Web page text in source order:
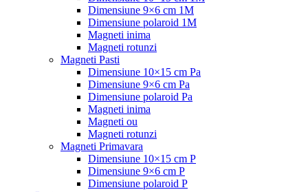
Dimensiune 9×6 cm 1M
Dimensiune polaroid 1M
Magneti inima
Magneti rotunzi
Magneti Pasti
Dimensiune 10×15 cm Pa
Dimensiune 9×6 cm Pa
Dimensiune polaroid Pa
Magneti inima
Magneti ou
Magneti rotunzi
Magneti Primavara
Dimensiune 10×15 cm P
Dimensiune 9×6 cm P
Dimensiune polaroid P